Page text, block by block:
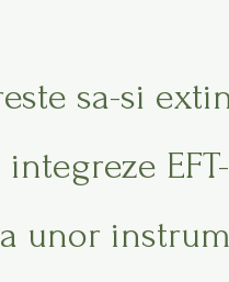
sa-si
unor